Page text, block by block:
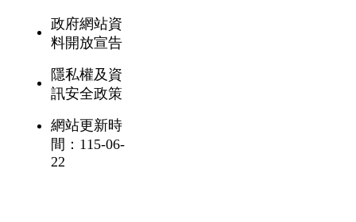
政府網站資
料開放宣告
隱私權及資
訊安全政策
網站更新時
間：115-06-
22